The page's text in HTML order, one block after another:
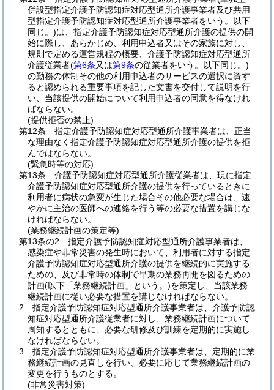
併設型指定介護予防認知症対応型通所介護事業者及び共用
型指定介護予防認知症対応型通所介護事業者をいう。以下
同じ。)は、指定介護予防認知症対応型通所介護の提供の開
始に際し、あらかじめ、利用申込者又はその家族に対し、
規則で定める運営規程の概要、介護予防認知症対応型通所
介護従業者(第6条又は第9条の従業者をいう。以下同じ。)
の勤務の体制その他の利用申込者のサービスの選択に資す
ると認められる重要事項を記した文書を交付して説明を行
い、当該提供の開始について利用申込者の同意を得なけれ
ばならない。
(提供拒否の禁止)
第12条
指定介護予防認知症対応型通所介護事業者は、正当
な理由なく指定介護予防認知症対応型通所介護の提供を拒
んではならない。
(緊急時等の対応)
第13条
介護予防認知症対応型通所介護従業者は、現に指定
介護予防認知症対応型通所介護の提供を行っているときに
利用者に病状の急変が生じた場合その他必要な場合は、速
やかに主治の医師への連絡を行う等の必要な措置を講じな
ければならない。
(業務継続計画の策定等)
第13条の2
指定介護予防認知症対応型通所介護事業者は、
感染症や非常災害の発生時において、利用者に対する指定
介護予防認知症対応型通所介護の提供を継続的に実施する
ための、及び非常時の体制で早期の業務再開を図るための
計画(以下「業務継続計画」という。)を策定し、当該業務
継続計画に従い必要な措置を講じなければならない。
2
指定介護予防認知症対応型通所介護事業者は、介護予防認
知症対応型通所介護従業者に対し、業務継続計画について
周知するとともに、必要な研修及び訓練を定期的に実施し
なければならない。
3
指定介護予防認知症対応型通所介護事業者は、定期的に業
務継続計画の見直しを行い、必要に応じて業務継続計画の
変更を行うものとする。
(非常災害対策)